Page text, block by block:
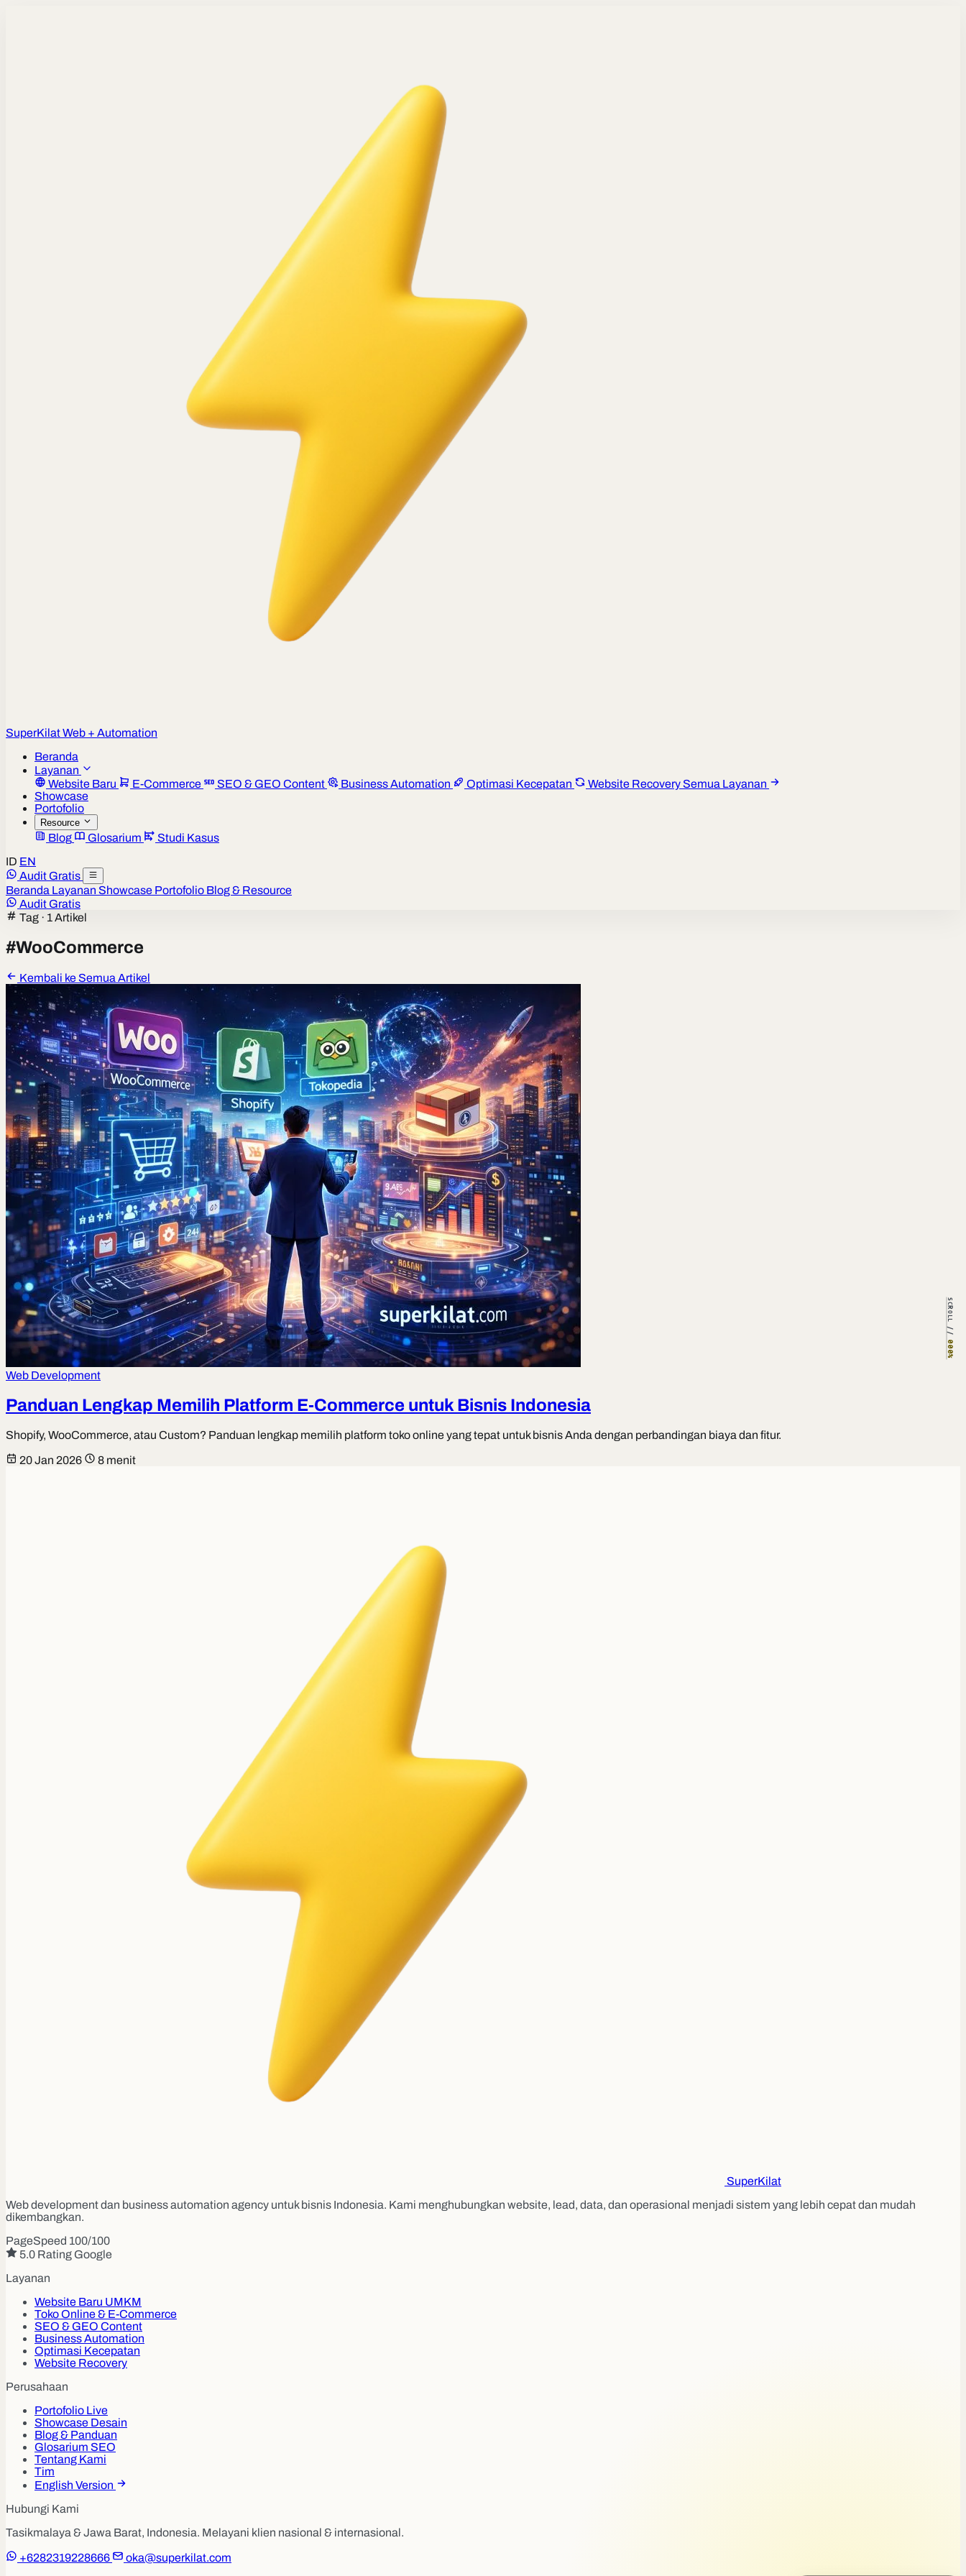
SuperKilatWeb + Automation
Beranda
Layanan
Website Baru
E-Commerce SEO & GEO Content Business Automation Optimasi Kecepatan Website Recovery Semua Layanan
Showcase
Portofolio
Resource
Blog Glosarium
Studi Kasus
ID EN
Audit Gratis
Beranda Layanan Showcase Portofolio Blog & Resource
Audit Gratis
Tag · 1 Artikel
#WooCommerce
Kembali ke Semua Artikel
Web Development
Panduan Lengkap Memilih Platform E-Commerce untuk Bisnis Indonesia
Shopify, WooCommerce, atau Custom? Panduan lengkap memilih platform toko online yang tepat untuk bisnis Anda dengan perbandingan biaya dan fitur.
20 Jan 2026 8 menit
SuperKilat
Web development dan business automation agency untuk bisnis Indonesia. Kami menghubungkan website, lead, data, dan operasional menjadi sistem yang lebih cepat dan mudah
dikembangkan.
PageSpeed 100/100
5.0 Rating Google
Layanan
Website Baru UMKM
Toko Online & E-Commerce
SEO & GEO Content
Business Automation
Optimasi Kecepatan
Website Recovery
Perusahaan
Portofolio Live
Showcase Desain
Blog & Panduan
Glosarium SEO
Tentang Kami
Tim
English Version
Hubungi Kami
Tasikmalaya & Jawa Barat, Indonesia. Melayani klien nasional & internasional.
+6282319228666
oka@superkilat.com
SCROLL //
000%